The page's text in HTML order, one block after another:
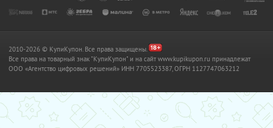
2010-2026 © КупиКупон. Все права защищены.
Все права на товарный знак "КупиКупон" и на сайт www.kupikupon.ru принадлежат
OOO «Агентство цифровых решений» ИНН 7705523387, ОГРН 1127747063212